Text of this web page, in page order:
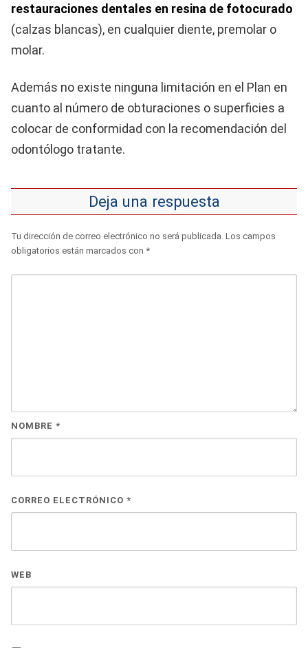
restauraciones dentales en resina de fotocurado
(calzas blancas), en cualquier diente, premolar o
molar.
Además no existe ninguna limitación en el Plan en
cuanto al número de obturaciones o superficies a
colocar de conformidad con la recomendación del
odontólogo tratante.
Deja una respuesta
Tu dirección de correo electrónico no será publicada. Los campos
obligatorios están marcados con *
NOMBRE *
CORREO ELECTRÓNICO *
WEB